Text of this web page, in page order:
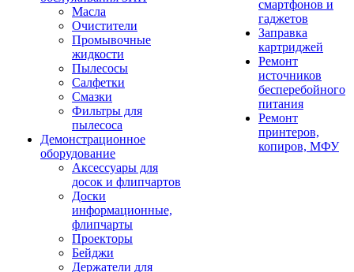
Масла
Очистители
Промывочные
жидкости
Пылесосы
Салфетки
Смазки
Фильтры для
пылесоса
Демонстрационное
оборудование
Аксессуары для
досок и флипчартов
Доски
информационные,
флипчарты
Проекторы
Бейджи
Держатели для
смартфонов и
гаджетов
Заправка
картриджей
Ремонт
источников
бесперебойного
питания
Ремонт
принтеров,
копиров, МФУ